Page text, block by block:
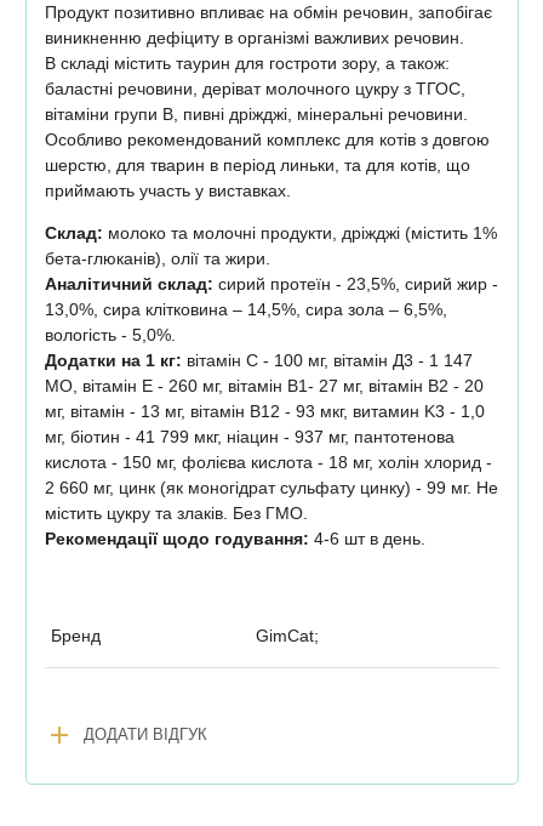
Продукт позитивно впливає на обмін речовин, запобігає
виникненню дефіциту в організмі важливих речовин.
В складі містить таурин для гостроти зору, а також:
баластні речовини, деріват молочного цукру з ТГОС,
вітаміни групи В, пивні дріжджі, мінеральні речовини.
Особливо рекомендований комплекс для котів з довгою
шерстю, для тварин в період линьки, та для котів, що
приймають участь у виставках.
Склад: молоко та молочні продукти, дріжджі (містить 1%
бета-глюканів), олії та жири.
Аналітичний склад: сирий протеїн - 23,5%, сирий жир -
13,0%, сира клітковина – 14,5%, сира зола – 6,5%,
вологість - 5,0%.
Додатки на 1 кг: вітамін C - 100 мг, вітамін Д3 - 1 147
МО, вітамін E - 260 мг, вітамін В1- 27 мг, вітамін В2 - 20
мг, вітамін - 13 мг, вітамін В12 - 93 мкг, витамин K3 - 1,0
мг, біотин - 41 799 мкг, ніацин - 937 мг, пантотенова
кислота - 150 мг, фолієва кислота - 18 мг, холін хлорид -
2 660 мг, цинк (як моногідрат сульфату цинку) - 99 мг. Не
містить цукру та злаків. Без ГМО.
Рекомендації щодо годування: 4-6 шт в день.
Бренд GimCat;
add ДОДАТИ ВІДГУК